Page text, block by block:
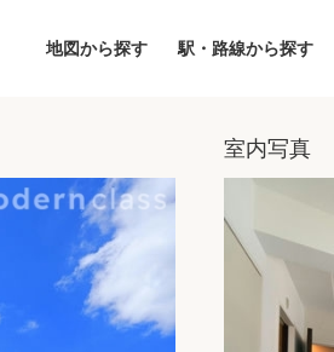
地図から探す 駅・路線から探す
室内写真